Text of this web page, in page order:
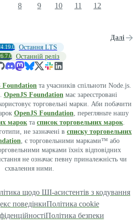
8 9 10 11 12
Далі
Остання LTS
Останній реліз
Foundation та учасників спільноти Node.js.
OpenJS Foundation має зареєстровані
торговельні марки. Аби побачити
OpenJS Foundation , перегляньте нашу
марок та список торговельних марок
не зазначені в списку торговельних
, є торговельними марками™ або
марками їхніх відповідних
не означає певну приналежність чи
схвалення ними.
щодо ШІ-асистентів з кодування
поведінкиПолітика cookie
Політика безпеки